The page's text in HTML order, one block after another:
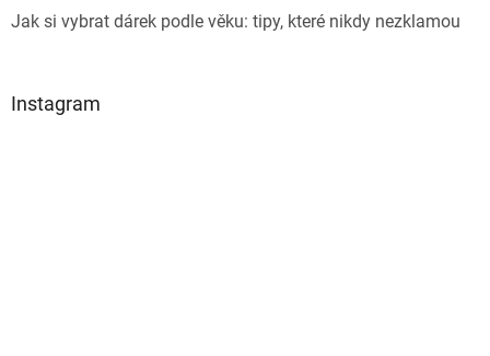
Jak si vybrat dárek podle věku: tipy, které nikdy nezklamou
Instagram